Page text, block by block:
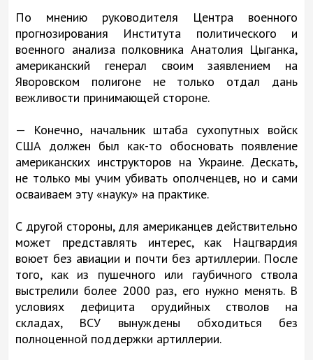
По мнению руководителя Центра военного
прогнозирования Института политического и
военного анализа полковника Анатолия Цыганка,
американский генерал своим заявлением на
Яворовском полигоне не только отдал дань
вежливости принимающей стороне.
— Конечно, начальник штаба сухопутных войск
США должен был как-то обосновать появление
американских инструкторов на Украине. Дескать,
не только мы учим убивать ополченцев, но и сами
осваиваем эту «науку» на практике.
С другой стороны, для американцев действительно
может представлять интерес, как Нацгвардия
воюет без авиации и почти без артиллерии. После
того, как из пушечного или гаубичного ствола
выстрелили более 2000 раз, его нужно менять. В
условиях дефицита орудийных стволов на
складах, ВСУ вынуждены обходиться без
полноценной поддержки артиллерии.